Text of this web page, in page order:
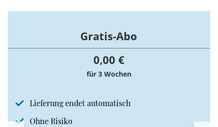
Gratis-Abo
0,00 €
für 3 Wochen
Lieferung endet automatisch
Ohne Risiko